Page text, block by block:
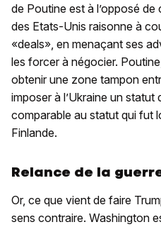
de Poutine est à l’opposé
des Etats-Unis raisonne à
«deals», en menaçant ses
les forcer à négocier.
obtenir une zone tampon
imposer à l’Ukraine un statut
comparable au statut qui fut
Finlande.
Relance de la
Or, ce que vient de faire
sens contraire. Washington